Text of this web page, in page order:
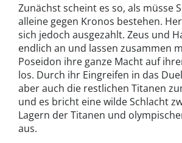
Zunächst scheint es so, als müsse
alleine gegen Kronos bestehen.
sich jedoch ausgezahlt. Zeus und
endlich an und lassen zusammen
Poseidon ihre ganze Macht auf
los. Durch ihr Eingreifen in das
aber auch die restlichen Titanen
und es bricht eine wilde Schlacht
Lagern der Titanen und
aus.